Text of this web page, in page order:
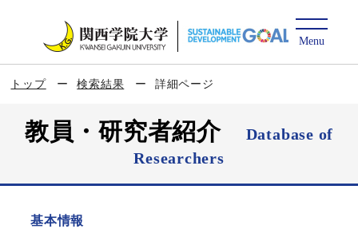
トップ 検索結果 詳細ページ
教員・研究者紹介
Database of
Researchers
基本情報